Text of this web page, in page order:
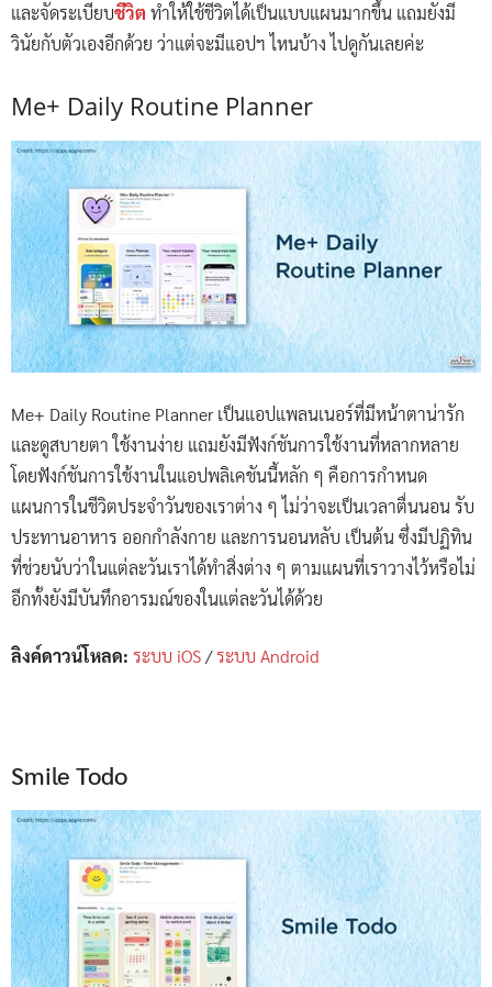
และจัดระเบียบชีวิต ทำให้ใช้ชีวิตได้เป็นแบบแผนมากขึ้น แถมยังมี
วินัยกับตัวเองอีกด้วย ว่าแต่จะมีแอปฯ ไหนบ้าง ไปดูกันเลยค่ะ
Me+ Daily Routine Planner
Me+ Daily Routine Planner เป็นแอปแพลนเนอร์ที่มีหน้าตาน่ารัก
และดูสบายตา ใช้งานง่าย แถมยังมีฟังก์ชันการใช้งานที่หลากหลาย
โดยฟังก์ชันการใช้งานในแอปพลิเคชันนี้หลัก ๆ คือการกำหนด
แผนการในชีวิตประจำวันของเราต่าง ๆ ไม่ว่าจะเป็นเวลาตื่นนอน รับ
ประทานอาหาร ออกกำลังกาย และการนอนหลับ เป็นต้น ซึ่งมีปฏิทิน
ที่ช่วยนับว่าในแต่ละวันเราได้ทำสิ่งต่าง ๆ ตามแผนที่เราวางไว้หรือไม่
อีกทั้งยังมีบันทึกอารมณ์ของในแต่ละวันได้ด้วย
ลิงค์ดาวน์โหลด: ระบบ iOS/ระบบ Android
Smile Todo